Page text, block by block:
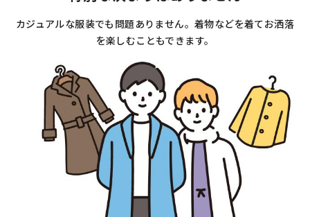
カジュアルな服装でも問題ありません。着物などを着てお洒落
を楽しむこともできます。